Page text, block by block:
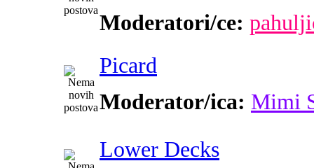
Moderatori/ce:
Picard
Moderator/ica: Mimi
Lower Decks